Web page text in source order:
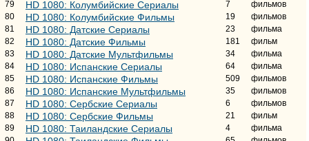
79
HD 1080: Колумбийские Сериалы 7
фильмов
80
HD 1080: Колумбийские Фильмы 19
фильмов
81
HD 1080: Датские Сериалы 23
фильма
82
HD 1080: Датские Фильмы 181
фильм
83
HD 1080: Датские Мультфильмы 34
фильма
84
HD 1080: Испанские Сериалы 64
фильма
85
HD 1080: Испанские Фильмы 509
фильмов
86
HD 1080: Испанские Мультфильмы 35
фильмов
87
HD 1080: Сербские Сериалы 6
фильмов
88
HD 1080: Сербские Фильмы 21
фильм
89
HD 1080: Таиландские Сериалы 4
фильма